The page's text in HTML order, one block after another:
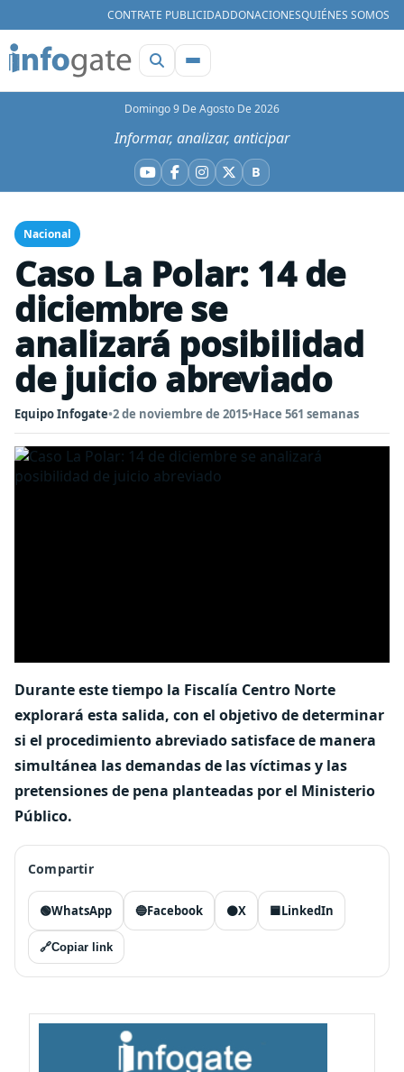
CONTRATE PUBLICIDADDONACIONESQUIÉNES SOMOS
Domingo 9 De Agosto De 2026
Informar, analizar, anticipar
YouTube
Facebook
Instagram
X BBluesky
Nacional
Caso La Polar: 14 de
diciembre se
analizará posibilidad
de juicio abreviado
Equipo Infogate•2 de noviembre de 2015•Hace 561 semanas
Durante este tiempo la Fiscalía Centro Norte
explorará esta salida, con el objetivo de determinar
si el procedimiento abreviado satisface de manera
simultánea las demandas de las víctimas y las
pretensiones de pena planteadas por el Ministerio
Público.
Compartir
🟢WhatsApp 🔵Facebook ⚫X 🟦LinkedIn
🔗Copiar link